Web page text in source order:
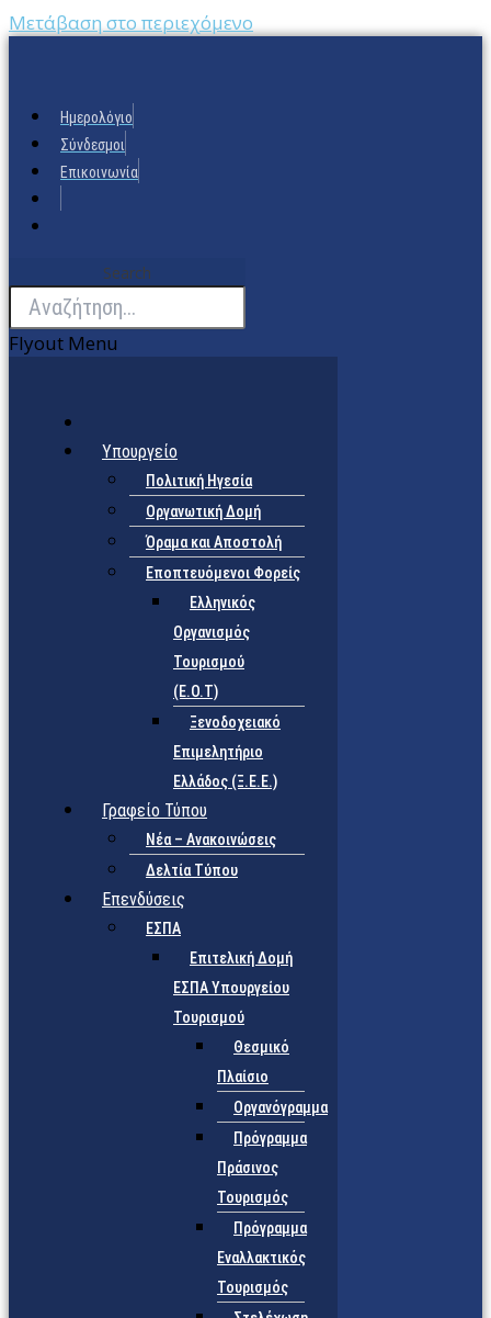
Μετάβαση στο περιεχόμενο
Ημερολόγιο
Σύνδεσμοι
Επικοινωνία
Search
Flyout Menu
Υπουργείο
Πολιτική Ηγεσία
Οργανωτική Δομή
Όραμα και Αποστολή
Εποπτευόμενοι Φορείς
Eλληνικός
Οργανισμός
Τουρισμού
(Ε.Ο.Τ)
Ξενοδοχειακό
Επιμελητήριο
Ελλάδος (Ξ.Ε.Ε.)
Γραφείο Τύπου
Νέα – Ανακοινώσεις
Δελτία Τύπου
Επενδύσεις
ΕΣΠΑ
Επιτελική Δομή
ΕΣΠΑ Υπουργείου
Τουρισμού
Θεσμικό
Πλαίσιο
Οργανόγραμμα
Πρόγραμμα
Πράσινος
Τουρισμός
Πρόγραμμα
Εναλλακτικός
Τουρισμός